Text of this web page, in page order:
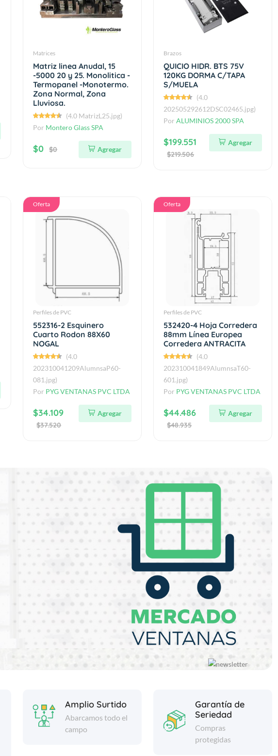
Matrices
Matriz linea Anudal, 15
-5000 20 y 25. Monolitica -
Termopanel -Monotermo.
Zona Normal, Zona
Lluviosa.
(4.0 MatrizL25.jpg)
Por Montero Glass SPA
$0 $0 Agregar
Brazos
QUICIO HIDR. BTS 75V
120KG DORMA C/TAPA
S/MUELA
(4.0
202505292612DSC02465.jpg)
PorALUMINIOS 2000 SPA
$199.551
$219.506
Agregar
Oferta
Perfiles de PVC
552316-2 Esquinero
Cuarto Rodon 88X60
NOGAL
(4.0
202310041209AlumnsaP60-
081.jpg)
Por PYG VENTANAS PVC LTDA
$34.109
$37.520
Agregar
Oferta
Perfiles de PVC
532420-4 Hoja Corredera
88mm Línea Europea
Corredera ANTRACITA
(4.0
202310041849AlumnsaT60-
601.jpg)
Por PYG VENTANAS PVC LTDA
$44.486
$48.935
Agregar
Amplio Surtido
Abarcamos todo el
campo
Garantía de
Seriedad
Compras
protegidas